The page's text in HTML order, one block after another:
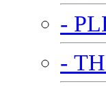
-
-